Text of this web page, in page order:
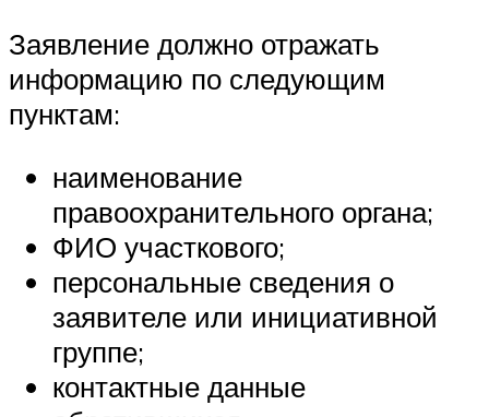
Заявление должно отражать
информацию по следующим
пунктам:
наименование
правоохранительного органа;
ФИО участкового;
персональные сведения о
заявителе или инициативной
группе;
контактные данные